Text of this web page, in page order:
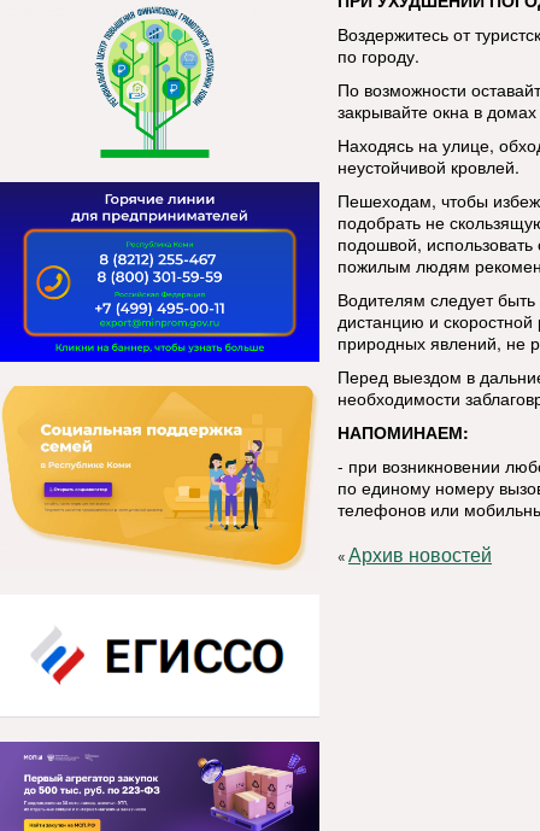
Воздержитесь от
по городу.
По возможности
закрывайте окна в
Находясь на улице,
неустойчивой кровлей.
Пешеходам, чтобы
подобрать не
подошвой,
пожилым людям
Водителям следует
дистанцию и
природных явлений, не
Перед выездом в
необходимости
НАПОМИНАЕМ:
- при возникновении
по единому номеру
телефонов или
«Архив новостей